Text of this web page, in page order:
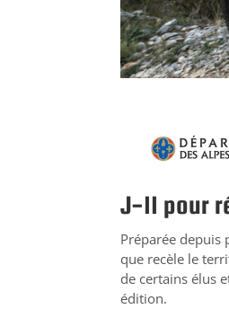
J-11 pour
Préparée depuis
que recèle le
de certains élus
édition.